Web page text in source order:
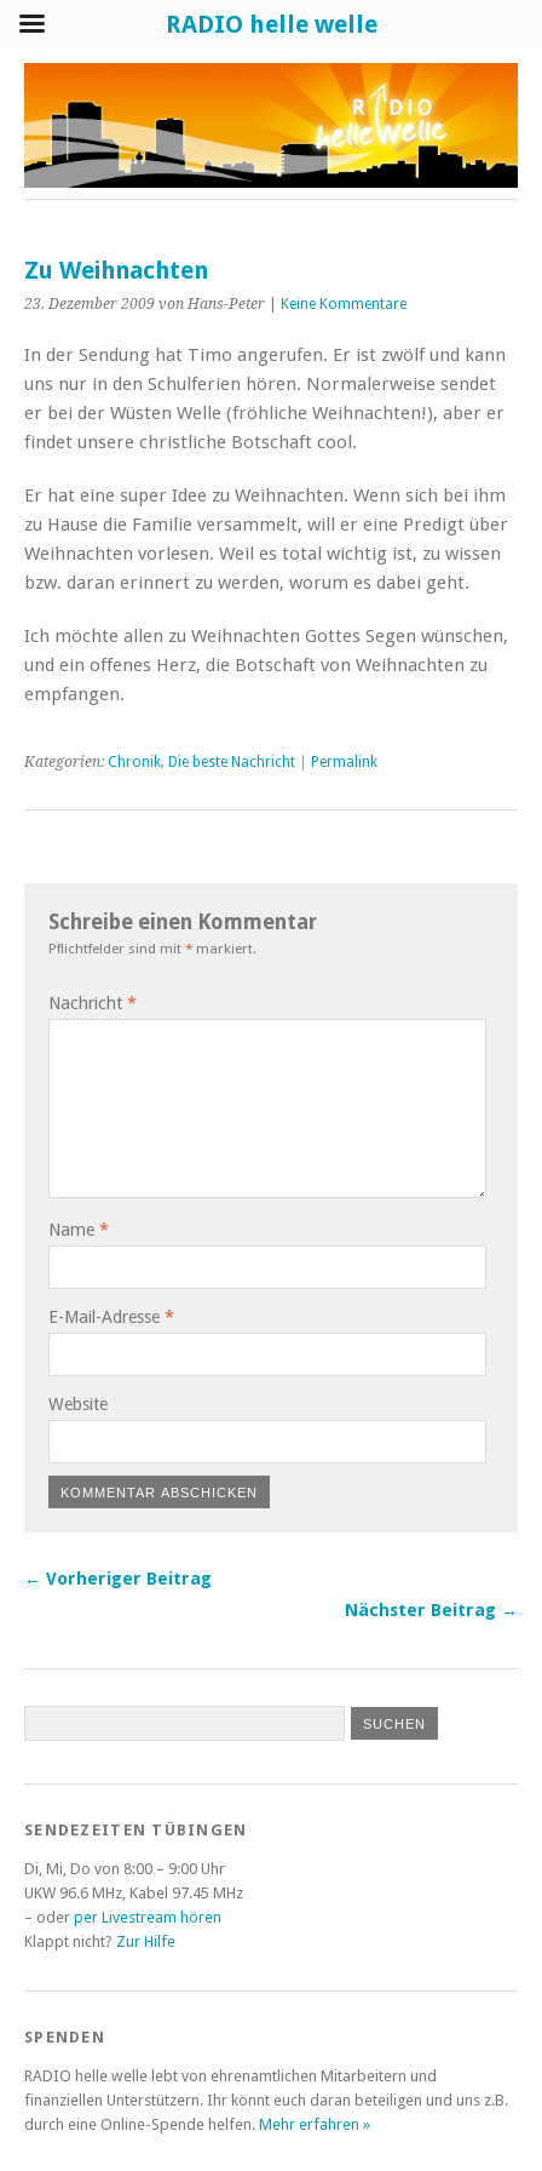
Zu Weihnachten
23. Dezember 2009 von Hans-Peter Keine Kommentare
In der Sendung hat Timo angerufen. Er ist zwölf und kann
uns nur in den Schulferien hören. Normalerweise sendet
er bei der Wüsten Welle (fröhliche Weihnachten!), aber er
findet unsere christliche Botschaft cool.
Er hat eine super Idee zu Weihnachten. Wenn sich bei ihm
zu Hause die Familie versammelt, will er eine Predigt über
Weihnachten vorlesen. Weil es total wichtig ist, zu wissen
bzw. daran erinnert zu werden, worum es dabei geht.
Ich möchte allen zu Weihnachten Gottes Segen wünschen,
und ein offenes Herz, die Botschaft von Weihnachten zu
empfangen.
Kategorien: Chronik, Die beste Nachricht Permalink
Schreibe einen Kommentar
Pflichtfelder sind mit * markiert.
Nachricht *
Name *
E-Mail-Adresse *
Website
← Vorheriger Beitrag
Nächster Beitrag →
SENDEZEITEN TÜBINGEN
Di, Mi, Do von 8:00 – 9:00 Uhr
UKW 96.6 MHz, Kabel 97.45 MHz
– oder per Livestream hören
Klappt nicht? Zur Hilfe
SPENDEN
RADIO helle welle lebt von ehrenamtlichen Mitarbeitern und
finanziellen Unterstützern. Ihr könnt euch daran beteiligen und uns z.B.
durch eine Online-Spende helfen. Mehr erfahren »
RADIO helle welle